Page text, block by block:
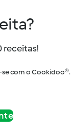
receitas!
se com o Cookidoo®.